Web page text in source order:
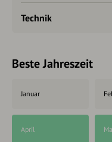
Technik
Beste Jahreszeit
Januar
April